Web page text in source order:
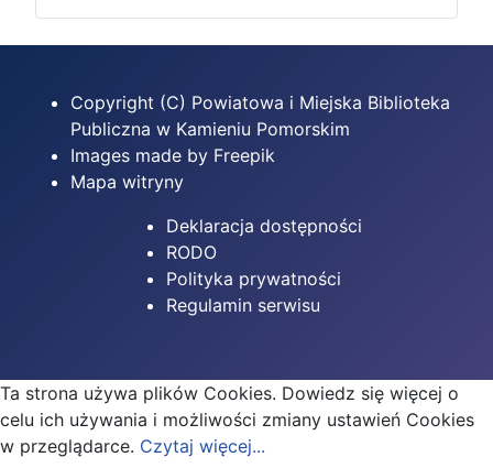
Copyright (C) Powiatowa i Miejska Biblioteka
Publiczna w Kamieniu Pomorskim
Images made by Freepik
Mapa witryny
Deklaracja dostępności
RODO
Polityka prywatności
Regulamin serwisu
Ta strona używa plików Cookies. Dowiedz się więcej o
celu ich używania i możliwości zmiany ustawień Cookies
w przeglądarce. Czytaj więcej...